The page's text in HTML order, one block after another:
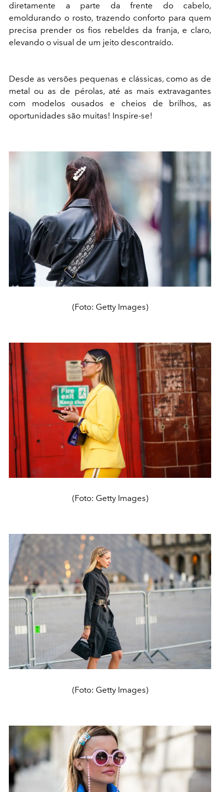
diretamente a parte da frente do cabelo,
emoldurando o rosto, trazendo conforto para quem
precisa prender os fios rebeldes da franja, e claro,
elevando o visual de um jeito descontraído.
Desde as versões pequenas e clássicas, como as de
metal ou as de pérolas, até as mais extravagantes
com modelos ousados e cheios de brilhos, as
oportunidades são muitas! Inspire-se!
(Foto: Getty Images)
(Foto: Getty Images)
(Foto: Getty Images)